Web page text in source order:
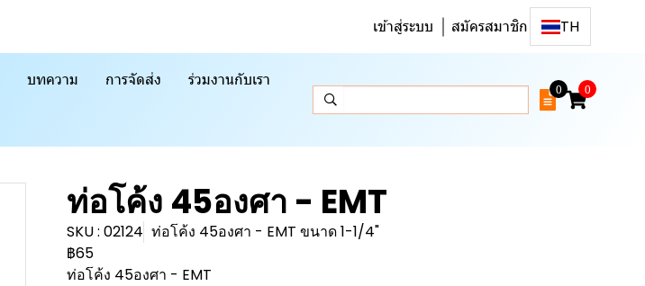
เข้าสู่ระบบ สมัครสมาชิก TH
บทความ การจัดส่ง ร่วมงานกับเรา
0 0
ท่อโค้ง 45องศา - EMT
SKU : 02124 ท่อโค้ง 45องศา - EMT ขนาด 1-1/4"
฿65
ท่อโค้ง 45องศา - EMT